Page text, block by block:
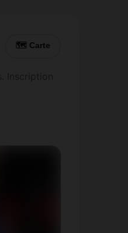
🗺 Carte